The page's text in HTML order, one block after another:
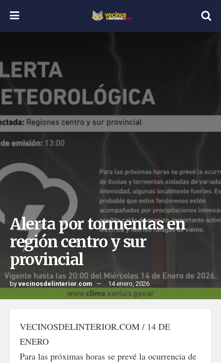
Alerta por tormentas en
región centro y sur
provincial
byvecinosdelinterior.com 14 enero, 2026
VECINOSDELINTERIOR.COM / 14 DE
ENERO
Para las próximas horas se prevé la ocurrencia de